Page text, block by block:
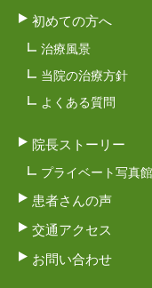
初めての方へ
治療風景
当院の治療方針
よくある質問
院長ストーリー
プライベート写真館
患者さんの声
交通アクセス
お問い合わせ